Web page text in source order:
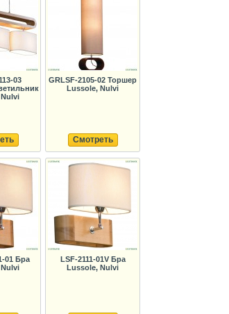
03
GRLSF-2105-02 Торшер
Lussole, Nulvi
Смотреть
01 Бра
LSF-2111-01V Бра
Lussole, Nulvi